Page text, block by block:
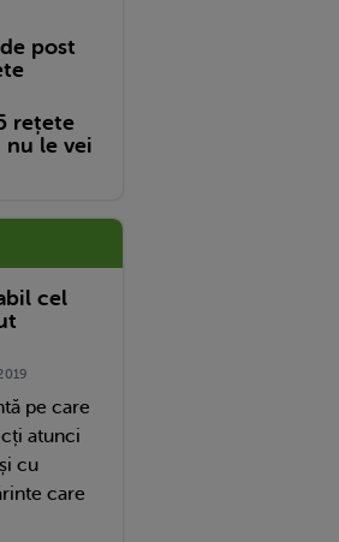
post
rețete
nu le vei
cel
pe care
atunci
cu
care